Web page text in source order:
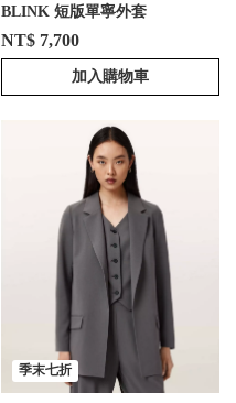
BLINK 短版單寧外套
NT$ 7,700
加入購物車
季末七折